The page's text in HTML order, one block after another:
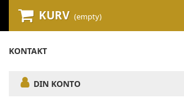
KURV (empty)
KONTAKT
DIN KONTO